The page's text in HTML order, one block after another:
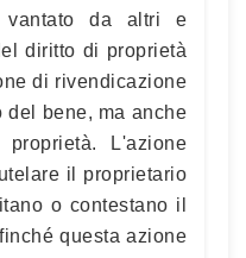
vantato da altri e
diritto di proprietà
di rivendicazione
del bene, ma anche
L'azione
il proprietario
o contestano il
questa azione